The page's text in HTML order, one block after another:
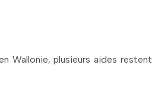
Wallonie, plusieurs aides restent